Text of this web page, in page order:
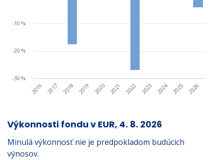
2016 2017 2018 2019 2020 2021 2022 2023 2024 2025 2026
-30 %
-20 %
-10 %
Výkonnosti fondu v EUR, 4. 8. 2026
Minulá výkonnosť nie je predpokladom budúcich
výnosov.